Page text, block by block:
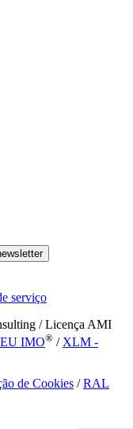
serviço
/ Licença AMI
IMO® / XLM -
de Cookies /RAL